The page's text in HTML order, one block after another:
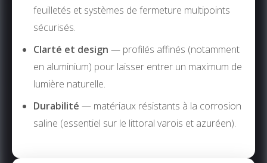
feuilletés et systèmes de fermeture multipoints
sécurisés.
Clarté et design — profilés affinés (notamment
en aluminium) pour laisser entrer un maximum de
lumière naturelle.
Durabilité — matériaux résistants à la corrosion
saline (essentiel sur le littoral varois et azuréen).